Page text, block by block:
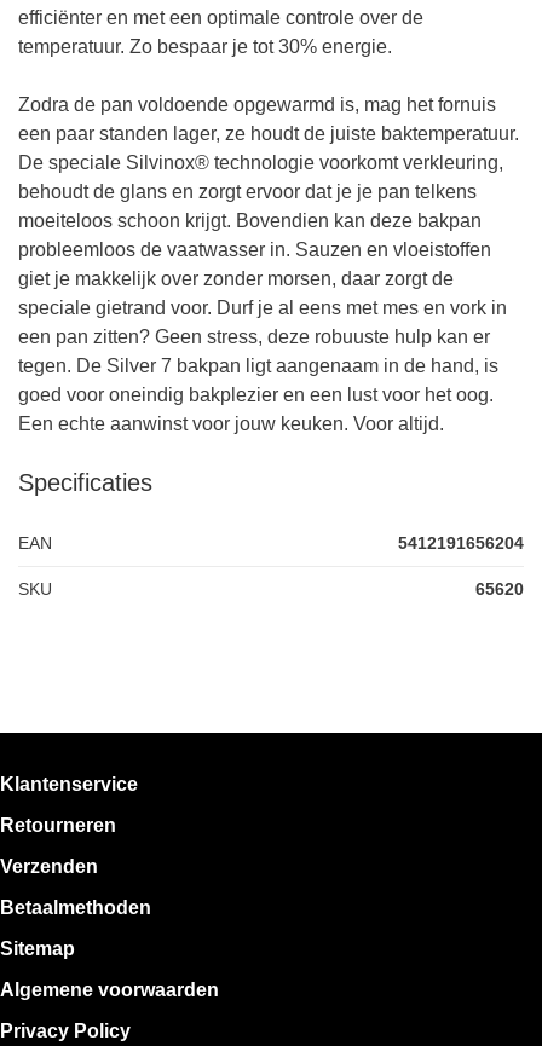
efficiënter en met een optimale controle over de
temperatuur. Zo bespaar je tot 30% energie.
Zodra de pan voldoende opgewarmd is, mag het fornuis
een paar standen lager, ze houdt de juiste baktemperatuur.
De speciale Silvinox® technologie voorkomt verkleuring,
behoudt de glans en zorgt ervoor dat je je pan telkens
moeiteloos schoon krijgt. Bovendien kan deze bakpan
probleemloos de vaatwasser in. Sauzen en vloeistoffen
giet je makkelijk over zonder morsen, daar zorgt de
speciale gietrand voor. Durf je al eens met mes en vork in
een pan zitten? Geen stress, deze robuuste hulp kan er
tegen. De Silver 7 bakpan ligt aangenaam in de hand, is
goed voor oneindig bakplezier en een lust voor het oog.
Een echte aanwinst voor jouw keuken. Voor altijd.
Specificaties
EAN 5412191656204
SKU 65620
Klantenservice
Retourneren
Verzenden
Betaalmethoden
Sitemap
Algemene voorwaarden
Privacy Policy